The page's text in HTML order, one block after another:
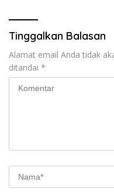
Tinggalkan Balasan
Alamat email Anda tidak
ditandai *